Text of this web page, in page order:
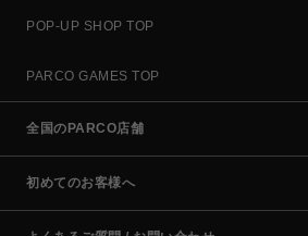
POP-UP SHOP TOP
PARCO GAMES TOP
全国のPARCO店舗
初めてのお客様へ